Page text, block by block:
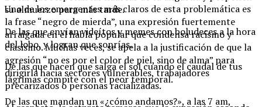
su almuerzo para más tarde.
De las que envían videítos y memes con boludeces a la hora
del lobo, y logran que sonrías.
De las que hacen que salga el sol cuando el caudal de tus
lágrimas compite con el peor temporal.
De las que mandan un «¿cómo andamos?», a las 7 am,
Uno de los emergentes más claros de esta problemática es
la frase “negro de mierda”, una expresión fuertemente
arraigada en el habla popular que condensa racismo y
clasismo. Muchas veces, se apela a la justificación de que la
agresión “no es por el color de piel, sino de alma” para
dirigirla hacia sectores vulnerables, trabajadores
precarizados o personas racializadas.